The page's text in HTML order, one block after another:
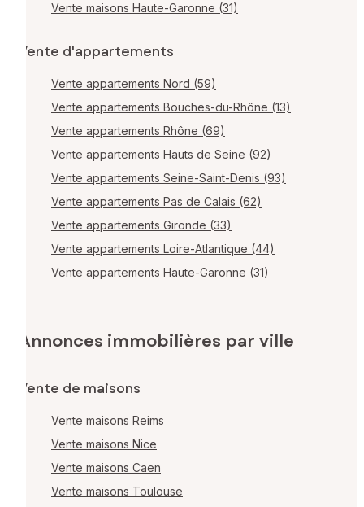
Vente maisons Haute-Garonne (31)
Vente d'appartements
Vente appartements Nord (59)
Vente appartements Bouches-du-Rhône (13)
Vente appartements Rhône (69)
Vente appartements Hauts de Seine (92)
Vente appartements Seine-Saint-Denis (93)
Vente appartements Pas de Calais (62)
Vente appartements Gironde (33)
Vente appartements Loire-Atlantique (44)
Vente appartements Haute-Garonne (31)
Annonces immobilières par ville
Vente de maisons
Vente maisons Reims
Vente maisons Nice
Vente maisons Caen
Vente maisons Toulouse